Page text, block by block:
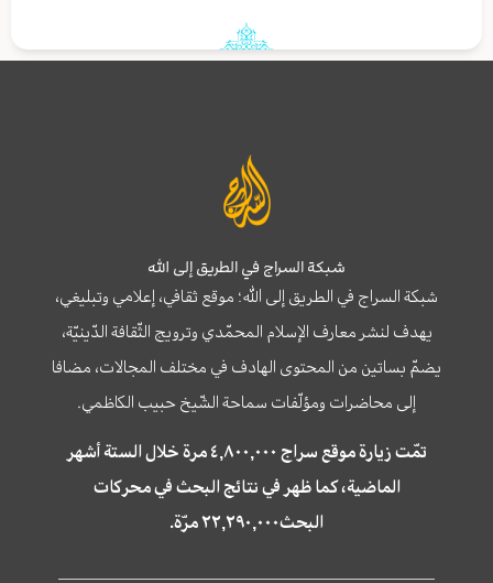
شبكة السراج في الطريق إلى الله
شبكة السراج في الطريق إلى الله؛ موقع ثقافي، إعلامي وتبليغي،
يهدف لنشر معارف الإسلام المحمّدي وترويج الثّقافة الدّينيّة،
يضمّ بساتين من المحتوى الهادف في مختلف المجالات، مضافا
إلى محاضرات ومؤلّفات سماحة الشّيخ حبيب الكاظمي.
تمّت زيارة موقع سراج ٤,٨٠٠,٠٠٠ مرة خلال الستة أشهر
الماضية، كما ظهر في نتائج البحث في محركات
البحث٢٢,٢٩٠,٠٠٠ مرّة.